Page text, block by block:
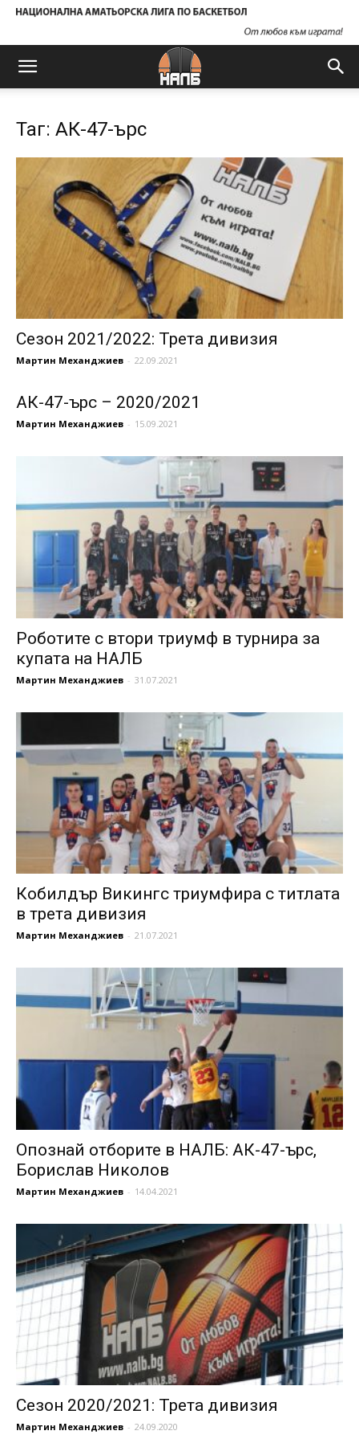
Таг: АК-47-ърс
Сезон 2021/2022: Трета дивизия
Мартин Механджиев - 22.09.2021
АК-47-ърс – 2020/2021
Мартин Механджиев - 15.09.2021
Роботите с втори триумф в турнира за
купата на НАЛБ
Мартин Механджиев - 31.07.2021
Кобилдър Викингс триумфира с титлата
в трета дивизия
Мартин Механджиев - 21.07.2021
Опознай отборите в НАЛБ: АК-47-ърс,
Борислав Николов
Мартин Механджиев - 14.04.2021
Сезон 2020/2021: Трета дивизия
Мартин Механджиев - 24.09.2020